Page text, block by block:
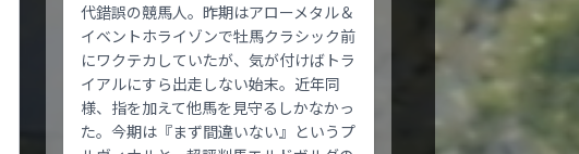
代錯誤の競馬人。昨期はアローメタル＆
イベントホライゾンで牡馬クラシック前
にワクテカしていたが、気が付けばトラ
イアルにすら出走しない始末。近年同
様、指を加えて他馬を見守るしかなかっ
た。今期は『まず間違いない』というプ